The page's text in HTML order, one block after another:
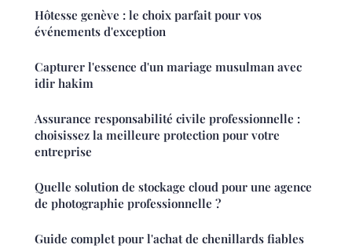
Hôtesse genève : le choix parfait pour vos
événements d'exception
Capturer l'essence d'un mariage musulman avec
idir hakim
Assurance responsabilité civile professionnelle :
choisissez la meilleure protection pour votre
entreprise
Quelle solution de stockage cloud pour une agence
de photographie professionnelle ?
Guide complet pour l'achat de chenillards fiables